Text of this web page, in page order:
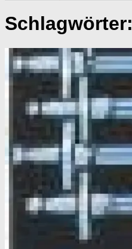
Schlagwörter: